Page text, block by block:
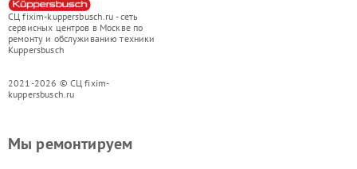
СЦ fixim-kuppersbusch.ru - сеть
сервисных центров в Москве по
ремонту и обслуживанию техники
Kuppersbusch
2021-2026 © СЦ fixim-
kuppersbusch.ru
Мы ремонтируем